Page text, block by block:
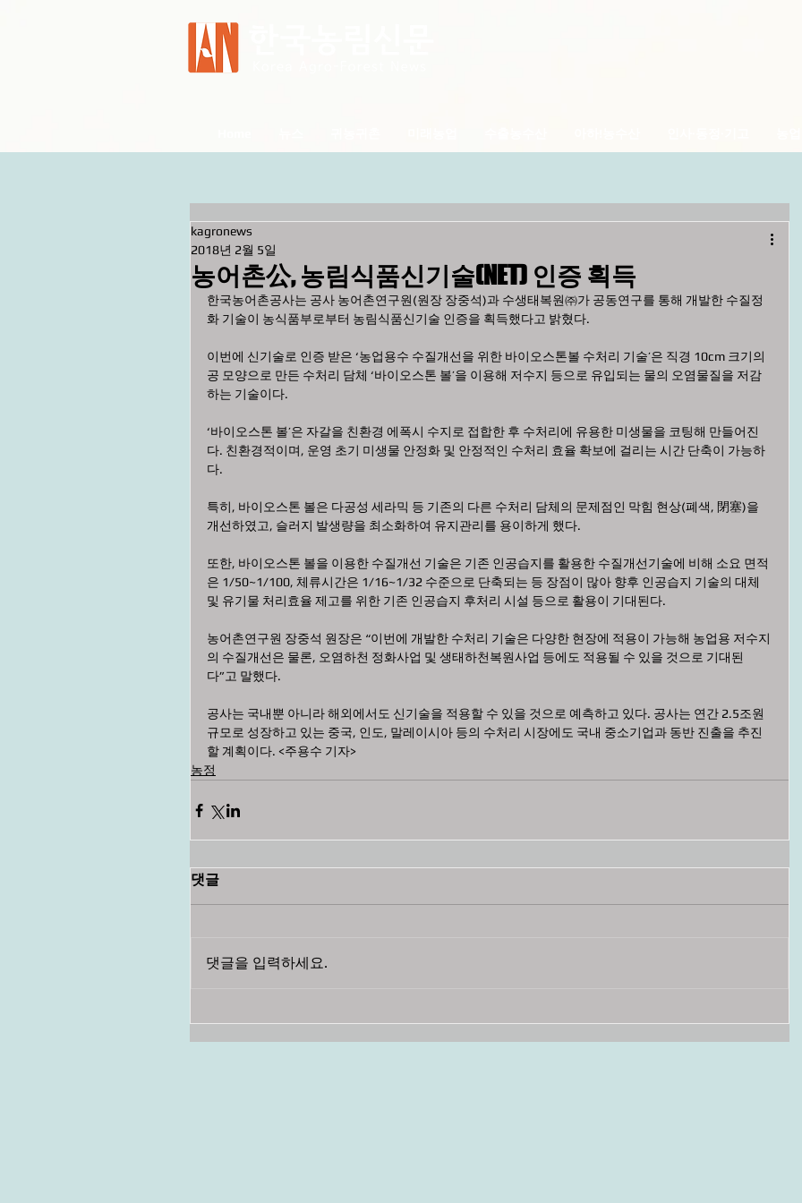
농어촌公, 농림식품신기술(NET) 인증 획득
kagronews
2018년 2월 5일
한국농어촌공사는 공사 농어촌연구원(원장 장중석)과 수생태복원㈜가 공동연구를 통해 개발한 수질정
화 기술이 농식품부로부터 농림식품신기술 인증을 획득했다고 밝혔다.
이번에 신기술로 인증 받은 ‘농업용수 수질개선을 위한 바이오스톤볼 수처리 기술’은 직경 10cm 크기의
공 모양으로 만든 수처리 담체 ‘바이오스톤 볼’을 이용해 저수지 등으로 유입되는 물의 오염물질을 저감
하는 기술이다.
‘바이오스톤 볼’은 자갈을 친환경 에폭시 수지로 접합한 후 수처리에 유용한 미생물을 코팅해 만들어진
다. 친환경적이며, 운영 초기 미생물 안정화 및 안정적인 수처리 효율 확보에 걸리는 시간 단축이 가능하
다.
특히, 바이오스톤 볼은 다공성 세라믹 등 기존의 다른 수처리 담체의 문제점인 막힘 현상(폐색, 閉塞)을
개선하였고, 슬러지 발생량을 최소화하여 유지관리를 용이하게 했다.
또한, 바이오스톤 볼을 이용한 수질개선 기술은 기존 인공습지를 활용한 수질개선기술에 비해 소요 면적
은 1/50~1/100, 체류시간은 1/16~1/32 수준으로 단축되는 등 장점이 많아 향후 인공습지 기술의 대체
및 유기물 처리효율 제고를 위한 기존 인공습지 후처리 시설 등으로 활용이 기대된다.
농어촌연구원 장중석 원장은 “이번에 개발한 수처리 기술은 다양한 현장에 적용이 가능해 농업용 저수지
의 수질개선은 물론, 오염하천 정화사업 및 생태하천복원사업 등에도 적용될 수 있을 것으로 기대된
다”고 말했다.
공사는 국내뿐 아니라 해외에서도 신기술을 적용할 수 있을 것으로 예측하고 있다. 공사는 연간 2.5조원
규모로 성장하고 있는 중국, 인도, 말레이시아 등의 수처리 시장에도 국내 중소기업과 동반 진출을 추진
할 계획이다. <주용수 기자>
농정
댓글
댓글을 입력하세요.